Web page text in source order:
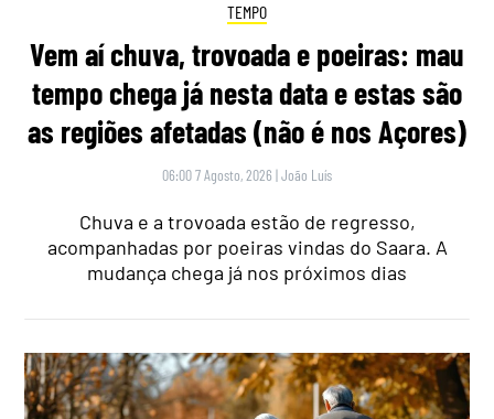
TEMPO
Vem aí chuva, trovoada e poeiras: mau
tempo chega já nesta data e estas são
as regiões afetadas (não é nos Açores)
06:00 7 Agosto, 2026 |João Luís
Chuva e a trovoada estão de regresso,
acompanhadas por poeiras vindas do Saara. A
mudança chega já nos próximos dias